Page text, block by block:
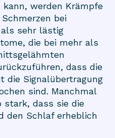
werden Krämpfe
bei
sehr lästig
die bei mehr als
dass die
die Signalübertragung
sind. Manchmal
stark, dass sie die
den Schlaf erheblich